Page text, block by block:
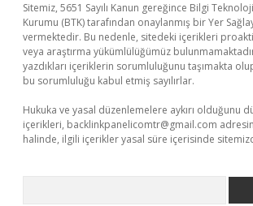
Sitemiz, 5651 Sayılı Kanun gereğince Bilgi
Kurumu (BTK) tarafından onaylanmış bir Yer
vermektedir. Bu nedenle, sitedeki içerikleri
veya araştırma yükümlülüğümüz
yazdıkları içeriklerin sorumluluğunu taşımakta
bu sorumluluğu kabul etmiş sayılırlar.
Hukuka ve yasal düzenlemelere aykırı olduğunu
içerikleri, backlinkpanelicomtr@gmail.com
halinde, ilgili içerikler yasal süre içerisinde